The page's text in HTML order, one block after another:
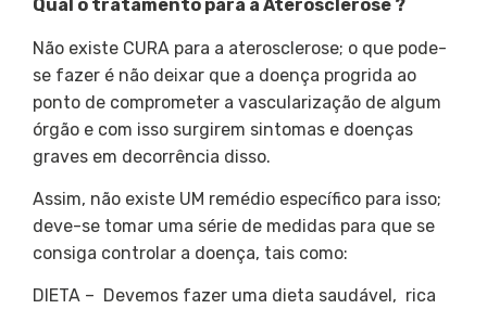
Qual o tratamento para a Aterosclerose ?
Não existe CURA para a aterosclerose; o que pode-
se fazer é não deixar que a doença progrida ao
ponto de comprometer a vascularização de algum
órgão e com isso surgirem sintomas e doenças
graves em decorrência disso.
Assim, não existe UM remédio específico para isso;
deve-se tomar uma série de medidas para que se
consiga controlar a doença, tais como:
DIETA – Devemos fazer uma dieta saudável, rica